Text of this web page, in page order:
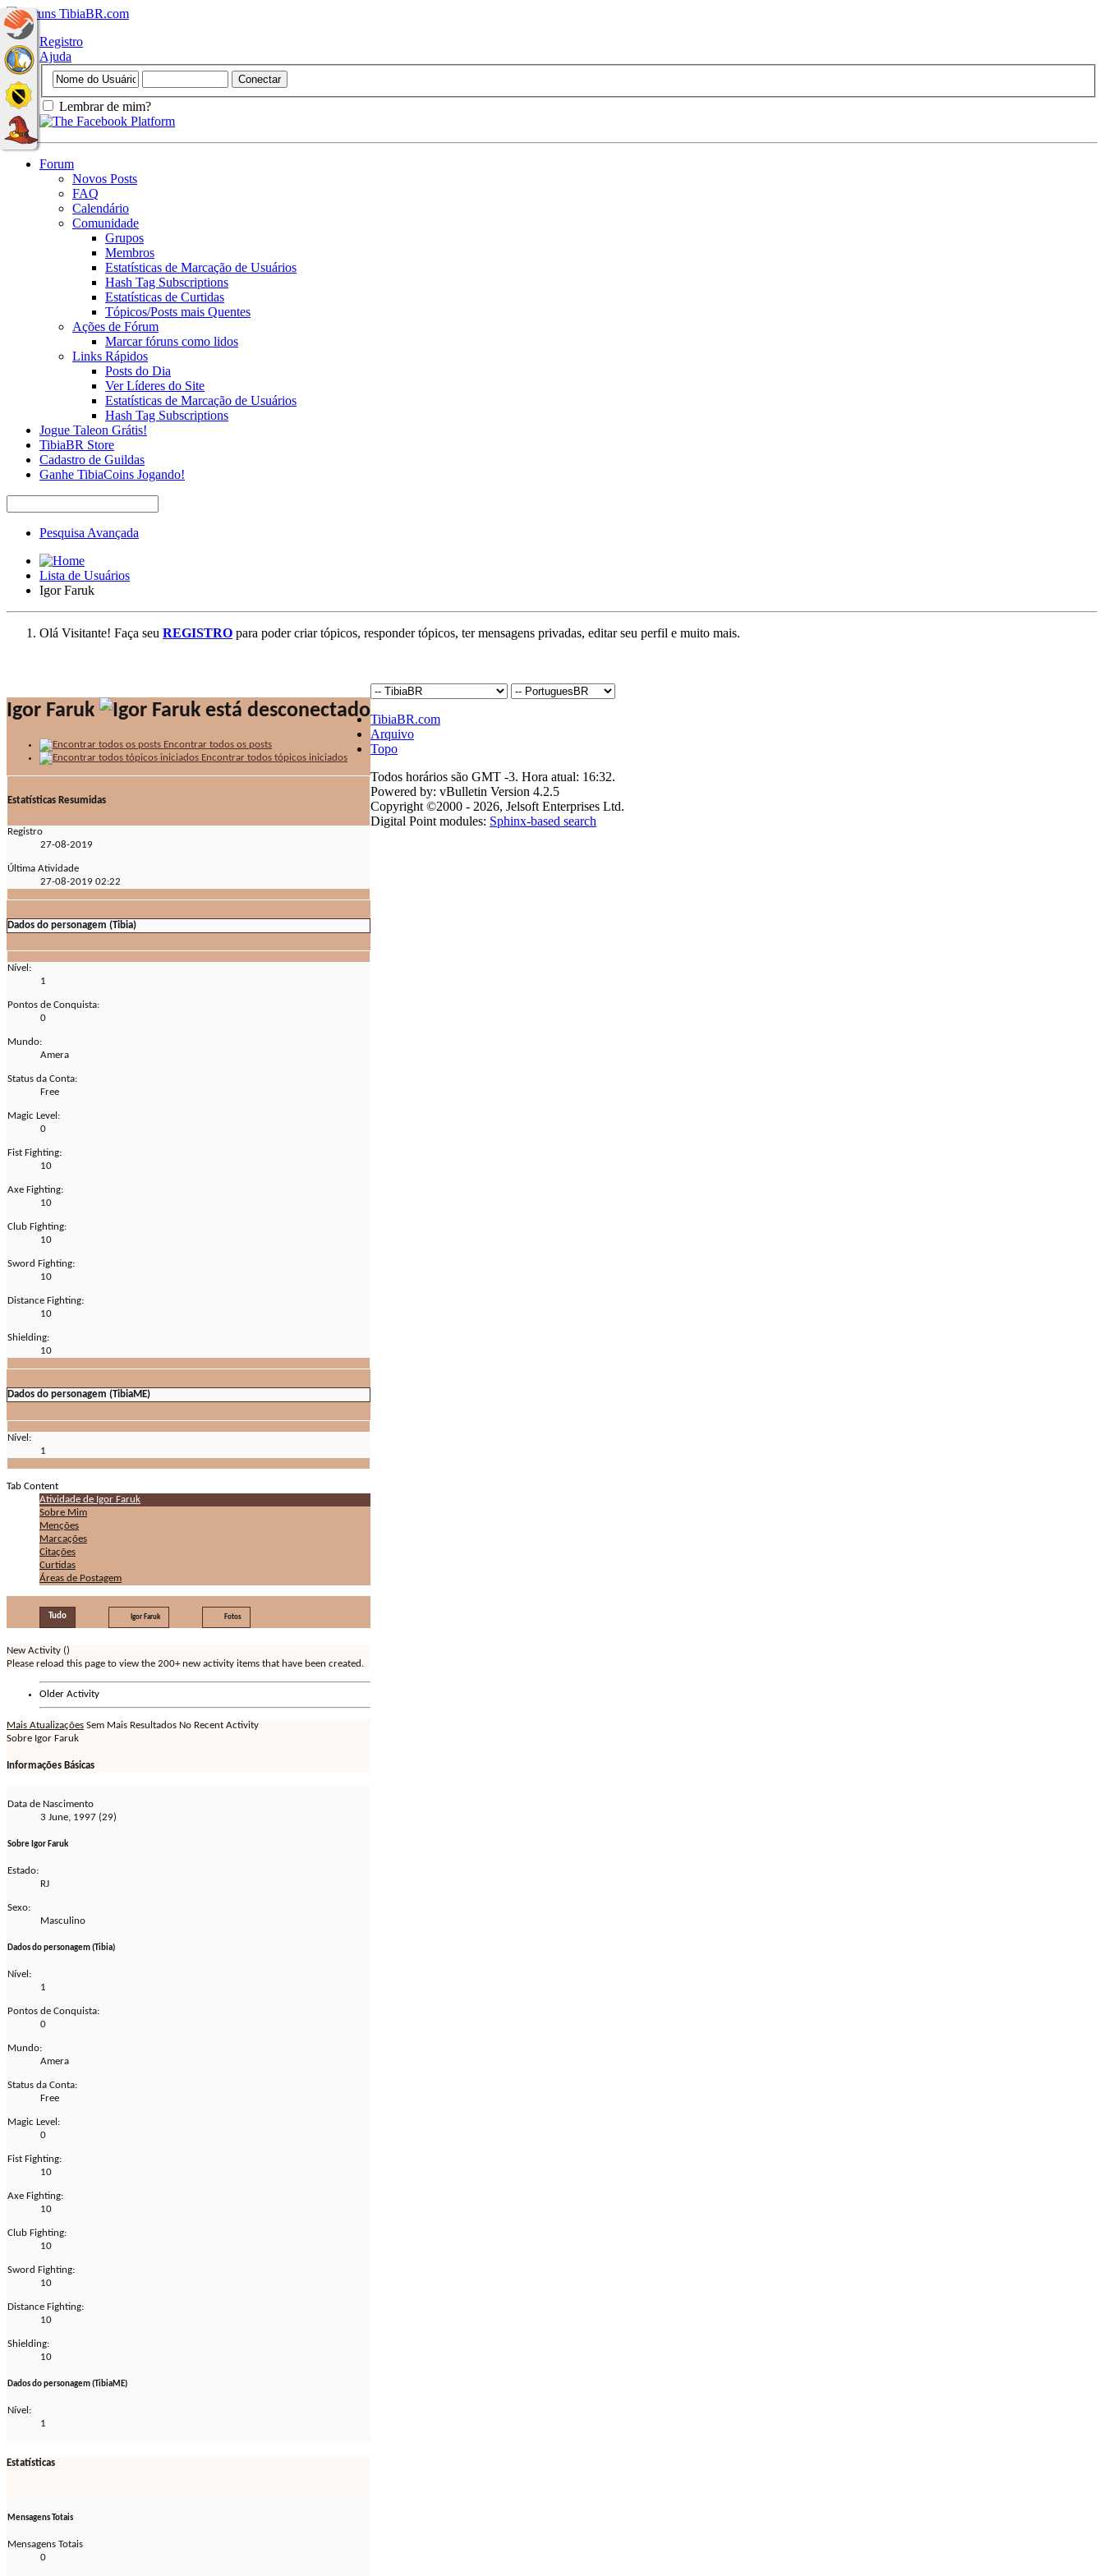
Registro
Ajuda
Lembrar de mim?
Forum
Novos Posts
FAQ
Calendário
Comunidade
Grupos
Membros
Estatísticas de Marcação de Usuários
Hash Tag Subscriptions
Estatísticas de Curtidas
Tópicos/Posts mais Quentes
Ações de Fórum
Marcar fóruns como lidos
Links Rápidos
Posts do Dia
Ver Líderes do Site
Estatísticas de Marcação de Usuários
Hash Tag Subscriptions
Jogue Taleon Grátis!
TibiaBR Store
Cadastro de Guildas
Ganhe TibiaCoins Jogando!
Pesquisa Avançada
Lista de Usuários
Igor Faruk
Olá Visitante! Faça seu REGISTRO para poder criar tópicos, responder tópicos, ter mensagens privadas, editar seu perfil e muito mais.
Igor Faruk
Encontrar todos os posts
Encontrar todos tópicos iniciados
Estatísticas Resumidas
Registro
27-08-2019
Última Atividade
27-08-2019 02:22
Dados do personagem (Tibia)
Nível:
1
Pontos de Conquista:
0
Mundo:
Amera
Status da Conta:
Free
Magic Level:
0
Fist Fighting:
10
Axe Fighting:
10
Club Fighting:
10
Sword Fighting:
10
Distance Fighting:
10
Shielding:
10
Dados do personagem (TibiaME)
Nível:
1
Tab Content
Atividade de Igor Faruk
Sobre Mim
Menções
Marcações
Citações
Curtidas
Áreas de Postagem
Tudo Igor Faruk Fotos
New Activity ()
Please reload this page to view the 200+ new activity items that have been created.
Older Activity
Mais Atualizações Sem Mais Resultados No Recent Activity
Sobre Igor Faruk
Informações Básicas
Data de Nascimento
3 June, 1997 (29)
Sobre Igor Faruk
Estado:
RJ
Sexo:
Masculino
Dados do personagem (Tibia)
Nível:
1
Pontos de Conquista:
0
Mundo:
Amera
Status da Conta:
Free
Magic Level:
0
Fist Fighting:
10
Axe Fighting:
10
Club Fighting:
10
Sword Fighting:
10
Distance Fighting:
10
Shielding:
10
Dados do personagem (TibiaME)
Nível:
1
Estatísticas
Mensagens Totais
Mensagens Totais
0
TibiaBR.com
Arquivo
Topo
Todos horários são GMT -3. Hora atual: 16:32.
Powered by: vBulletin Version 4.2.5
Copyright ©2000 - 2026, Jelsoft Enterprises Ltd.
Digital Point modules: Sphinx-based search